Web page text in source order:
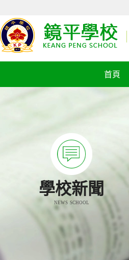
首頁
學校新聞
NEWS SCHOOL